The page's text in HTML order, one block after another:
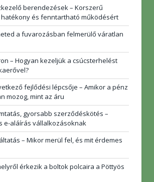
berendezések – Korszerű
és fenntartható működésért
a fuvarozásban felmerülő váratlan
– Hogyan kezeljük a csúcsterhelést
fejlődési lépcsője – Amikor a pénz
mozog, mint az áru
gyorsabb szerződéskötés –
e-aláírás vállalkozásoknak
– Mikor merül fel, és mit érdemes
érkezik a boltok polcaira a Pöttyös